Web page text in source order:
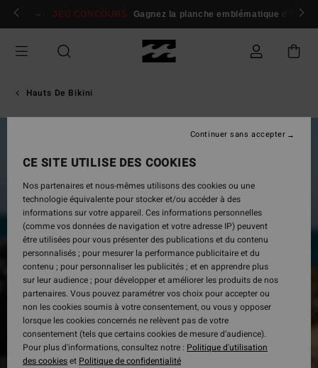
Passer
Se connecter / s'inscrire
JEU CONCOURS Gagnez la planche emblématique d'Andy
Hauts De Bikini
CE SITE UTILISE DES COOKIES
Nos partenaires et nous-mêmes utilisons des cookies ou une
technologie équivalente pour stocker et/ou accéder à des
informations sur votre appareil. Ces informations personnelles
(comme vos données de navigation et votre adresse IP) peuvent
être utilisées pour vous présenter des publications et du contenu
personnalisés ; pour mesurer la performance publicitaire et du
contenu ; pour personnaliser les publicités ; et en apprendre plus
sur leur audience ; pour développer et améliorer les produits de nos
partenaires. Vous pouvez paramétrer vos choix pour accepter ou
non les cookies soumis à votre consentement, ou vous y opposer
lorsque les cookies concernés ne relèvent pas de votre
consentement (tels que certains cookies de mesure d’audience).
Pour plus d'informations, consultez notre : Politique d'utilisation
des cookieset Politique de confidentialité
Continuer sans accepter